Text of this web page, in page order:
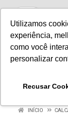
Utilizamos
experiência,
como você
personalizar
Recusar
INÍCIO